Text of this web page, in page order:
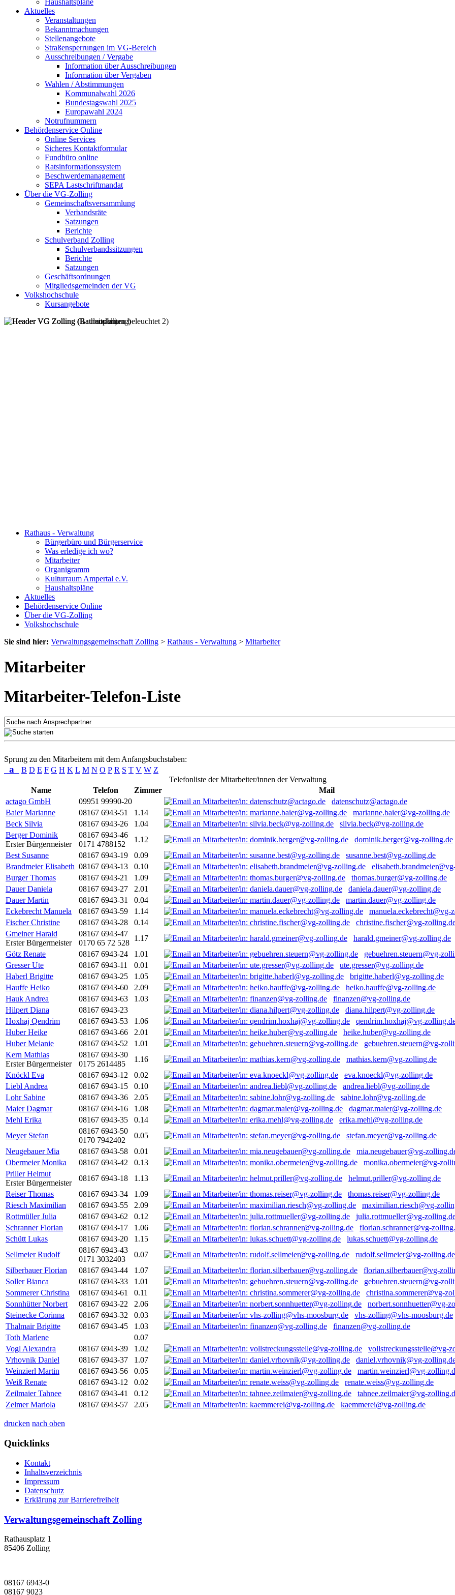
Haushaltspläne
Aktuelles
Veranstaltungen
Bekanntmachungen
Stellenangebote
Straßensperrungen im VG-Bereich
Ausschreibungen / Vergabe
Information über Ausschreibungen
Information über Vergaben
Wahlen / Abstimmungen
Kommunalwahl 2026
Bundestagswahl 2025
Europawahl 2024
Notrufnummern
Behördenservice Online
Online Services
Sicheres Kontaktformular
Fundbüro online
Ratsinformationssystem
Beschwerdemanagement
SEPA Lastschriftmandat
Über die VG-Zolling
Gemeinschaftsversammlung
Verbandsräte
Satzungen
Berichte
Schulverband Zolling
Schulverbandssitzungen
Berichte
Satzungen
Geschäftsordnungen
Mitgliedsgemeinden der VG
Volkshochschule
Kursangebote
Rathaus - Verwaltung
Bürgerbüro und Bürgerservice
Was erledige ich wo?
Mitarbeiter
Organigramm
Kulturraum Ampertal e.V.
Haushaltspläne
Aktuelles
Behördenservice Online
Über die VG-Zolling
Volkshochschule
Sie sind hier: Verwaltungsgemeinschaft Zolling > Rathaus - Verwaltung > Mitarbeiter
Mitarbeiter
Mitarbeiter-Telefon-Liste
Sprung zu den Mitarbeitern mit dem Anfangsbuchstaben:
a B D E F G H K L M N O P R S T V W Z
Telefonliste der Mitarbeiter/innen der Verwaltung
Name
Telefon Zimmer
Mail
actago GmbH
09951 99990-20
datenschutz@actago.de
Baier Marianne
08167 6943-51 1.14
marianne.baier@vg-zolling.de
Beck Silvia
08167 6943-26 1.04
silvia.beck@vg-zolling.de
Berger Dominik
Erster Bürgermeister
08167 6943-46
0171 4788152
1.12
dominik.berger@vg-zolling.de
Best Susanne
08167 6943-19 0.09
susanne.best@vg-zolling.de
Brandmeier Elisabeth 08167 6943-13 0.10
Burger Thomas
08167 6943-21 1.09
thomas.burger@vg-zolling.de
Dauer Daniela
08167 6943-27 2.01
daniela.dauer@vg-zolling.de
Dauer Martin
08167 6943-31 0.04
martin.dauer@vg-zolling.de
Eckebrecht Manuela
08167 6943-59 1.14
manuela.eckebrecht@vg-
Fischer Christine
08167 6943-28 0.14
christine.fischer@vg-
Gmeiner Harald
Erster Bürgermeister
08167 6943-47
0170 65 72 528
1.17
harald.gmeiner@vg-zolling.de
Götz Renate
08167 6943-24 1.01
gebuehren.steuern@vg-
Gresser Ute
08167 6943-11 0.01
ute.gresser@vg-zolling.de
Haberl Brigitte
08167 6943-25 1.05
brigitte.haberl@vg-zolling.de
Hauffe Heiko
08167 6943-60 2.09
heiko.hauffe@vg-zolling.de
Hauk Andrea
08167 6943-63 1.03
finanzen@vg-zolling.de
Hilpert Diana
08167 6943-23
diana.hilpert@vg-zolling.de
Hoxhaj Qendrim
08167 6943-53 1.06
qendrim.hoxhaj@vg-
Huber Heike
08167 6943-66 2.01
heike.huber@vg-zolling.de
Huber Melanie
08167 6943-52 1.01
gebuehren.steuern@vg-
Kern Mathias
Erster Bürgermeister
08167 6943-30
0175 2614485
1.16
mathias.kern@vg-zolling.de
Knöckl Eva
08167 6943-12 0.02
eva.knoeckl@vg-zolling.de
Liebl Andrea
08167 6943-15 0.10
andrea.liebl@vg-zolling.de
Lohr Sabine
08167 6943-36 2.05
sabine.lohr@vg-zolling.de
Maier Dagmar
08167 6943-16 1.08
dagmar.maier@vg-zolling.de
Mehl Erika
08167 6943-35 0.14
erika.mehl@vg-zolling.de
Meyer Stefan
08167 6943-50
0170 7942402
0.05
stefan.meyer@vg-zolling.de
Neugebauer Mia
08167 6943-58 0.01
mia.neugebauer@vg-
Obermeier Monika
08167 6943-42 0.13
monika.obermeier@vg-
Priller Helmut
Erster Bürgermeister
08167 6943-18 1.13
helmut.priller@vg-zolling.de
Reiser Thomas
08167 6943-34 1.09
thomas.reiser@vg-zolling.de
Riesch Maximilian
08167 6943-55 2.09
maximilian.riesch@vg-
Rottmüller Julia
08167 6943-62 0.12
julia.rottmueller@vg-
Schranner Florian
08167 6943-17 1.06
florian.schranner@vg-
Schütt Lukas
08167 6943-20 1.15
lukas.schuett@vg-zolling.de
Sellmeier Rudolf
08167 6943-43
0171 3032403
0.07
rudolf.sellmeier@vg-zolling.de
Silberbauer Florian
08167 6943-44 1.07
florian.silberbauer@vg-
Soller Bianca
08167 6943-33 1.01
gebuehren.steuern@vg-
Sommerer Christina
08167 6943-61 0.11
christina.sommerer@vg-
Sonnhütter Norbert
08167 6943-22 2.06
norbert.sonnhuetter@vg-
Steinecke Corinna
08167 6943-32 0.03
vhs-zolling@vhs-moosburg.de
Thalmair Brigitte
08167 6943-45 1.03
finanzen@vg-zolling.de
Toth Marlene
0.07
Vogl Alexandra
08167 6943-39 1.02
vollstreckungsstelle@vg-
Vrhovnik Daniel
08167 6943-37 1.07
daniel.vrhovnik@vg-
Weinzierl Martin
08167 6943-56 0.05
martin.weinzierl@vg-
Weiß Renate
08167 6943-12 0.02
renate.weiss@vg-zolling.de
Zeilmaier Tahnee
08167 6943-41 0.12
tahnee.zeilmaier@vg-
Zelmer Mariola
08167 6943-57 2.05 kaemmerei@vg-zolling.de
drucken nach oben
Quicklinks
Kontakt
Inhaltsverzeichnis
Impressum
Datenschutz
Erklärung zur Barrierefreiheit
Verwaltungsgemeinschaft Zolling
Rathausplatz 1
85406 Zolling
08167 6943-0
08167 9023